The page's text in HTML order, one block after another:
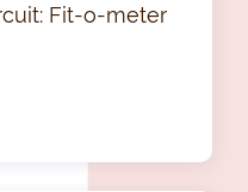
Fit-o-meter